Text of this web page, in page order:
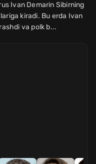
Ivan Demarin Sibirning
kiradi. Bu erda Ivan
va polk b...